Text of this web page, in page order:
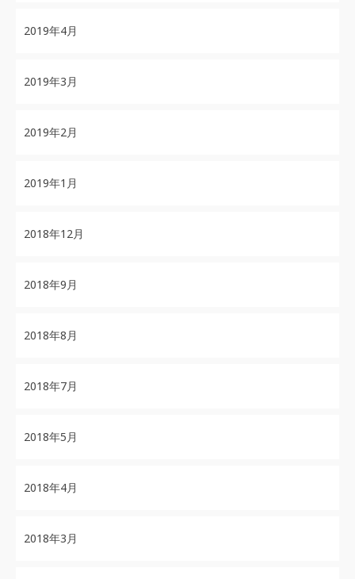
2019年4月
2019年3月
2019年2月
2019年1月
2018年12月
2018年9月
2018年8月
2018年7月
2018年5月
2018年4月
2018年3月